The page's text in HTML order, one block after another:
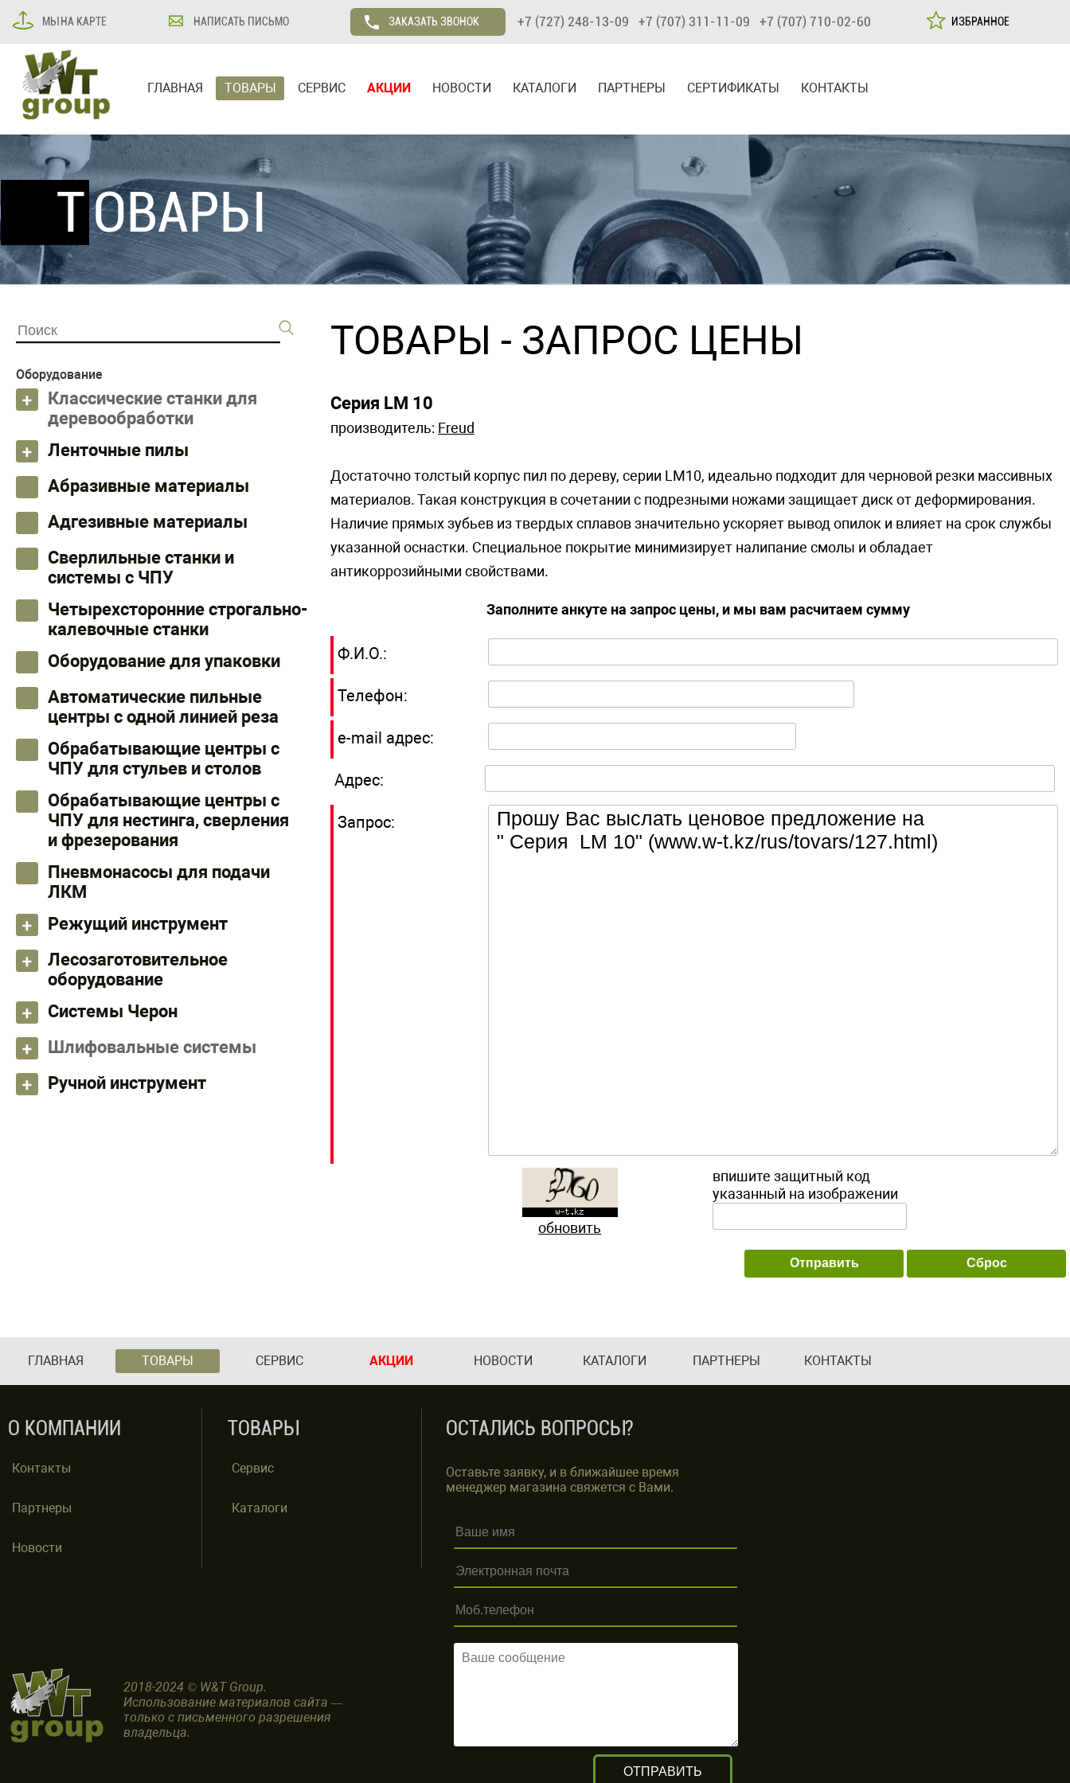
МЫ НА КАРТЕ НАПИСАТЬ ПИСЬМО ЗАКАЗАТЬ ЗВОНОК +7 (727) 248-13-09 +7 (707) 311-11-09 +7 (707) 710-02-60 ИЗБРАННОЕ
ГЛАВНАЯ ТОВАРЫ СЕРВИС АКЦИИ НОВОСТИ КАТАЛОГИ ПАРТНЕРЫ СЕРТИФИКАТЫ КОНТАКТЫ
ТОВАРЫ
Оборудование
Классические станки для
деревообработки
Ленточные пилы
Абразивные материалы
Адгезивные материалы
Сверлильные станки и
системы с ЧПУ
Четырехсторонние строгально-
калевочные станки
Оборудование для упаковки
Автоматические пильные
центры с одной линией реза
Обрабатывающие центры с
ЧПУ для стульев и столов
Обрабатывающие центры с
ЧПУ для нестинга, сверления
и фрезерования
Пневмонасосы для подачи
ЛКМ
Режущий инструмент
Лесозаготовительное
оборудование
Системы Черон
Шлифовальные системы
Ручной инструмент
ТОВАРЫ - ЗАПРОС ЦЕНЫ
Серия LM 10
производитель: Freud
Достаточно толстый корпус пил по дереву, серии LM10, идеально подходит для черновой резки массивных
материалов. Такая конструкция в сочетании с подрезными ножами защищает диск от деформирования.
Наличие прямых зубьев из твердых сплавов значительно ускоряет вывод опилок и влияет на срок службы
указанной оснастки. Специальное покрытие минимизирует налипание смолы и обладает
антикоррозийными свойствами.
Заполните анкуте на запрос цены, и мы вам расчитаем сумму
Ф.И.О.:
Телефон:
e-mail адрес:
Адрес:
Запрос:
обновить
впишите защитный код
указанный на изображении
ГЛАВНАЯ ТОВАРЫ СЕРВИС АКЦИИ НОВОСТИ КАТАЛОГИ ПАРТНЕРЫ КОНТАКТЫ
О КОМПАНИИ
Контакты
Партнеры
Новости
ТОВАРЫ
Сервис
Каталоги
2018-2024 © W&T Group.
Использование материалов сайта —
только с письменного разрешения
владельца.
ОСТАЛИСЬ ВОПРОСЫ?
Оставьте заявку, и в ближайшее время
менеджер магазина свяжется с Вами.